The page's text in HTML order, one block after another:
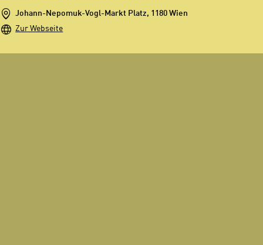
Johann-Nepomuk-Vogl-Markt Platz, 1180 Wien
Zur Webseite